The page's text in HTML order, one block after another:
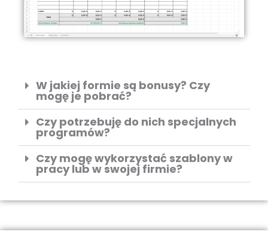
W jakiej formie są bonusy? Czy
mogę je pobrać?
Czy potrzebuję do nich specjalnych
programów?
Czy mogę wykorzystać szablony w
pracy lub w swojej firmie?